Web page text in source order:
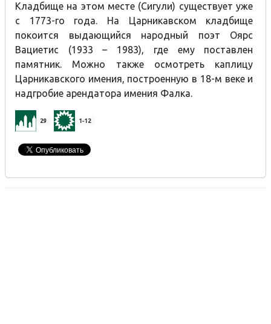
Кладбище на этом месте (Сигули) существует уже
с 1773-го года. На Царникавском кладбище
покоится выдающийся народный поэт Оярс
Вациетис (1933 – 1983), где ему поставлен
памятник. Можно также осмотреть каплицу
Царникавского имения, построенную в 18-м веке и
надгробие арендатора имения Фалка.
29 1-12